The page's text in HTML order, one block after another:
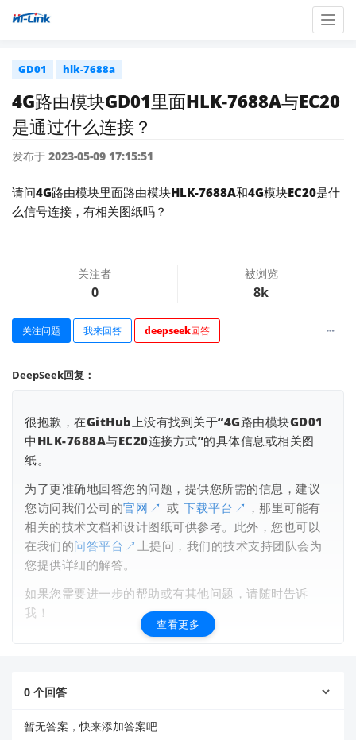
GD01 hlk-7688a
4G路由模块GD01里面HLK-7688A与EC20
是通过什么连接？
发布于 2023-05-09 17:15:51
请问4G路由模块里面路由模块HLK-7688A和4G模块EC20是什
么信号连接，有相关图纸吗？
查看更多
关注者
0
被浏览
8k
关注问题 我来回答 deepseek回答
DeepSeek回复：
很抱歉，在GitHub上没有找到关于“4G路由模块GD01
中HLK-7688A与EC20连接方式”的具体信息或相关图
纸。
为了更准确地回答您的问题，提供您所需的信息，建议
您访问我们公司的官网 或 下载平台
，那里可能有
相关的技术文档和设计图纸可供参考。此外，您也可以
在我们的问答平台
上提问，我们的技术支持团队会为
您提供详细的解答。
如果您需要进一步的帮助或有其他问题，请随时告诉
我！
查看更多
0 个回答
暂无答案，快来添加答案吧